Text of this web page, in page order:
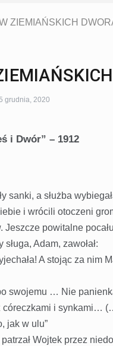
ZIEMIAŃSKICH
grudnia, 2020
i Dwór” – 1912
sanki, a służba
i wrócili otoczeni
Jeszcze powitalne
Adam, zawołał:
A stojąc za nim
swojemu … Nie
córeczkami i synkami…
jak w ulu”
Wojtek przez